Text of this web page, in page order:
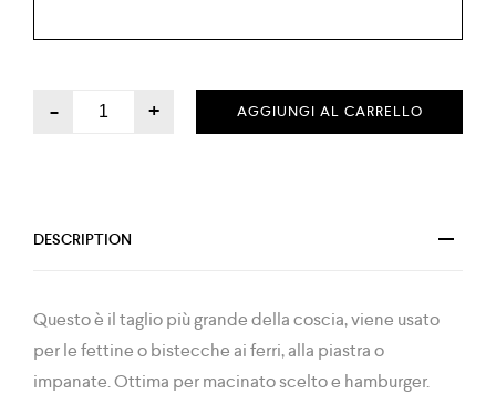
- + AGGIUNGI AL CARRELLO
DESCRIPTION
Questo è il taglio più grande della coscia, viene usato
per le fettine o bistecche ai ferri, alla piastra o
impanate. Ottima per macinato scelto e hamburger.